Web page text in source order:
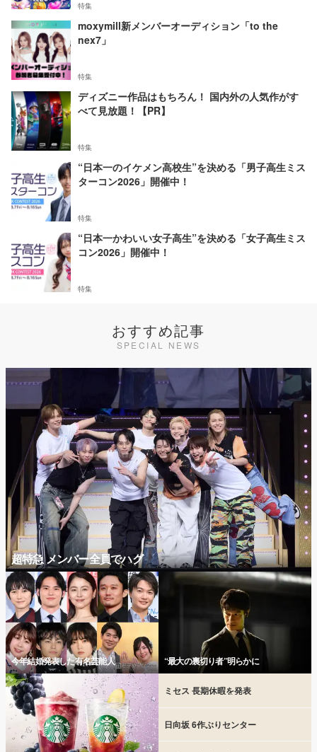
特集
moxymill新メンバーオーディション「to the
nex7」
特集
ディズニー作品はもちろん！ 国内外の人気作がす
べて見放題！【PR】
特集
“日本一のイケメン高校生”を決める「男子高生ミス
ターコン2026」開催中！
特集
“日本一かわいい女子高生”を決める「女子高生ミス
コン2026」開催中！
特集
おすすめ記事
SPECIAL NEWS
超特急 メンバー全員でハグ
今年結婚発表した有名芸能人 “最大の裏切り者”明らかに
ミセス 長期休暇を発表
日向坂 6作ぶりセンター